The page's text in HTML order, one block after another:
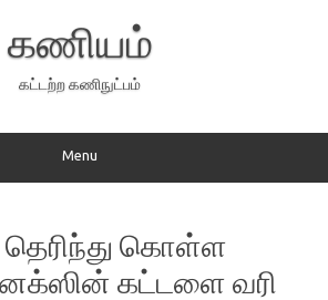
கணியம்
கட்டற்ற கணிநுட்பம்
Menu
கொள்ள
கட்டளை வரி